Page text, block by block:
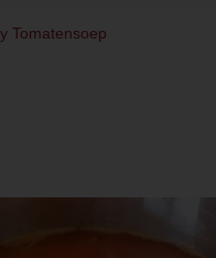
Tomatensoep